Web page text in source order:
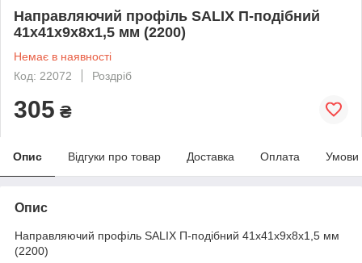
Направляючий профіль SALIX П-подібний
41х41х9х8х1,5 мм (2200)
Немає в наявності
Код: 22072
Роздріб
305 ₴
Опис Відгуки про товар Доставка Оплата Умови
Опис
Направляючий профіль SALIX П-подібний 41х41х9х8х1,5 мм
(2200)